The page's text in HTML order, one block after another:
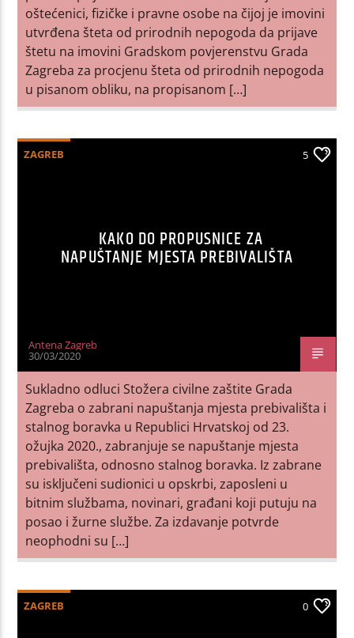
oštećenici, fizičke i pravne osobe na čijoj je imovini
utvrđena šteta od prirodnih nepogoda da prijave
štetu na imovini Gradskom povjerenstvu Grada
Zagreba za procjenu šteta od prirodnih nepogoda
u pisanom obliku, na propisanom […]
ZAGREB 5
KAKO DO PROPUSNICE ZA
NAPUŠTANJE MJESTA PREBIVALIŠTA
Antena Zagreb
30/03/2020
Sukladno odluci Stožera civilne zaštite Grada
Zagreba o zabrani napuštanja mjesta prebivališta i
stalnog boravka u Republici Hrvatskoj od 23.
ožujka 2020., zabranjuje se napuštanje mjesta
prebivališta, odnosno stalnog boravka. Iz zabrane
su isključeni sudionici u opskrbi, zaposleni u
bitnim službama, novinari, građani koji putuju na
posao i žurne službe. Za izdavanje potvrde
neophodni su […]
ZAGREB 0